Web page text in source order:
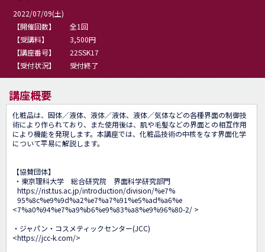
2022/07/09(土)
【開催回数】
全1回
【受講料】
3,500円
【講座番号】
22SSK17
【受付状況】
受付終了
講座概要
化粧品は、固体／液体、液体／液体、液体／気体などの各種界面の制御技
術により作られており、また使用後は、肌や毛髪などの界面との相互作用
により機能を発現します。本講座では、化粧品技術の中核をなす界面化学
について平易に解説します。
【協賛団体】
<
https://rist.tus.ac.jp/introduction/division/%e7%
95%8c%e9%9d%a2%e7%a7%91%e5%ad%a6%e
7%a0%94%e7%a9%b6%e9%83%a8%e9%96%80-2/ >
・ジャパン・コスメティックセンター(JCC)
<https://jcc-k.com/>